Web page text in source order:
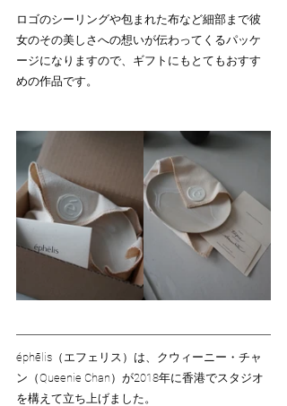
ロゴのシーリングや包まれた布など細部まで彼
女のその美しさへの想いが伝わってくるパッケ
ージになりますので、ギフトにもとてもおすす
めの作品です。
éphēlis（エフェリス）は、クウィーニー・チャ
ン（Queenie Chan）が2018年に香港でスタジオ
を構えて立ち上げました。